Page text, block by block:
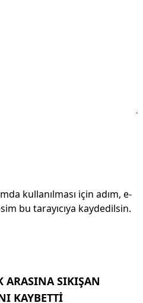
kullanılması için adım, e-
bu tarayıcıya kaydedilsin.
ARASINA SIKIŞAN
KAYBETTI